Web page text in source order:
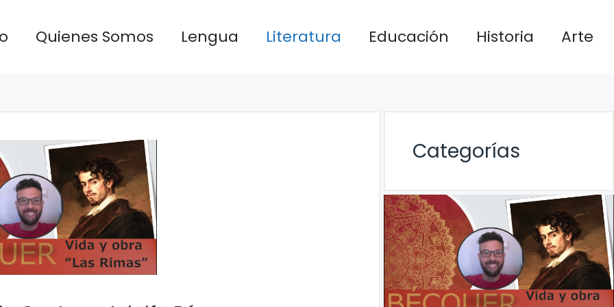
Quienes Somos Lengua Literatura Educación Historia Arte
Categorías